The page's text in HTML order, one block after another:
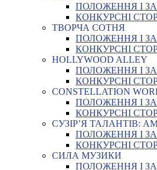
ПОЛОЖЕННЯ І
КОНКУРСНІ
ТВОРЧА СОТНЯ
ПОЛОЖЕННЯ І
КОНКУРСНІ
HOLLYWOOD ALLEY
ПОЛОЖЕННЯ І
КОНКУРСНІ
CONSTELLATION
ПОЛОЖЕННЯ І
КОНКУРСНІ
СУЗІР’Я ТАЛАНТІВ:
ПОЛОЖЕННЯ І
КОНКУРСНІ
СИЛА МУЗИКИ
ПОЛОЖЕННЯ І